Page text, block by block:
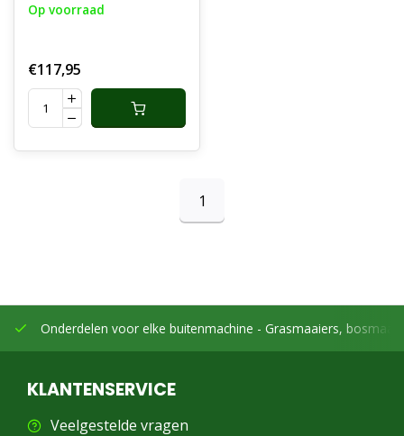
Op voorraad
€117,95
1
Onderdelen voor elke buitenmachine - Grasmaaiers,
KLANTENSERVICE
Veelgestelde vragen